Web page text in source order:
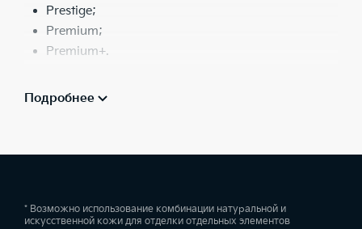
Prestige;
Premium;
Premium+.
агрегируются экономичным дизельным двигателем,
автоматическая коробка передач.
Подробнее
* Возможно использование комбинации натуральной и
искусственной кожи для отделки отдельных элементов